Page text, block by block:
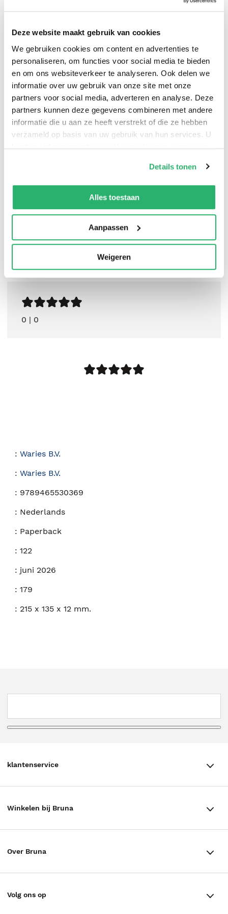
Deze website maakt gebruik van cookies
We gebruiken cookies om content en advertenties te
personaliseren, om functies voor social media te bieden
en om ons websiteverkeer te analyseren. Ook delen we
informatie over uw gebruik van onze site met onze
partners voor social media, adverteren en analyse. Deze
partners kunnen deze gegevens combineren met andere
informatie die u aan ze heeft verstrekt of die ze hebben
verzameld op basis van uw gebruik van hun services. U
kunt op ieder moment uw cookievoorkeuren aanpassen
We werken samen met42 derdendie uw gegevens
kunnen ontvangen en verwerken.
Details tonen
Alles toestaan
Aanpassen
Weigeren
natuurkundige concepten die aan de basis liggen, de
uitdagingen waar wetenschappers en ingenieurs mee
te maken hebben. Ook komen mogelijke
toepassingen aan bod, zoals in de cryptografie, de
geneeskunde en de optimalisatiewiskunde. Het boek
is bedoeld voor lezers die een gefundeerd en
toegankelijk beeld willen krijgen van een technologie
die zich nog volop in ontwikkeling bevindt.
0 | 0
: Waries B.V.
: Waries B.V.
: 9789465530369
: Nederlands
: Paperback
: 122
: juni 2026
: 179
: 215 x 135 x 12 mm.
klantenservice
Annuleren & Retourneren
Winkelen bij Bruna
Over Bruna
Volg ons op